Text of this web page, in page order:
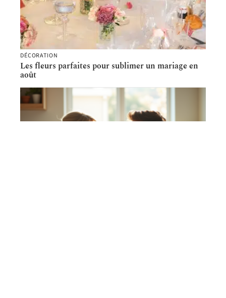
DÉCORATION
Les fleurs parfaites pour sublimer un mariage en
août